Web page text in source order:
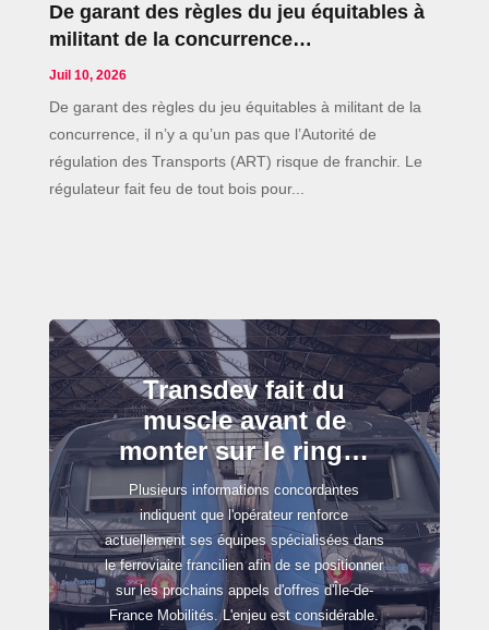
De garant des règles du jeu équitables à
militant de la concurrence…
Juil 10, 2026
De garant des règles du jeu équitables à militant de la
concurrence, il n’y a qu’un pas que l’Autorité de
régulation des Transports (ART) risque de franchir. Le
régulateur fait feu de tout bois pour...
Transdev fait du
muscle avant de
monter sur le ring…
Plusieurs informations concordantes
indiquent que l'opérateur renforce
actuellement ses équipes spécialisées dans
le ferroviaire francilien afin de se positionner
sur les prochains appels d'offres d'Île-de-
France Mobilités. L'enjeu est considérable.